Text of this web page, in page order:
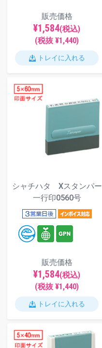
販売価格
¥1,584(税込)
(税抜 ¥1,440)
トレイに入れる
シャチハタ Xスタンパー
一行印0560号
販売価格
¥1,584(税込)
(税抜 ¥1,440)
トレイに入れる